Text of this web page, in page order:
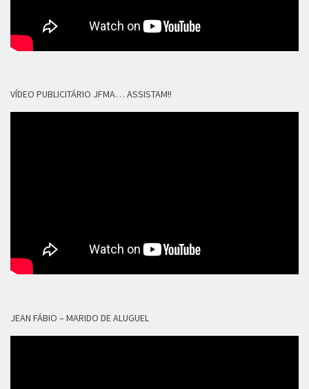
VÍDEO PUBLICITÁRIO JFMA… ASSISTAM!!
JEAN FÁBIO – MARIDO DE ALUGUEL